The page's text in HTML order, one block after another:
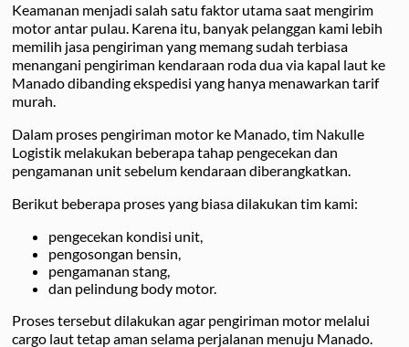
Keamanan menjadi salah satu faktor utama saat mengirim
motor antar pulau. Karena itu, banyak pelanggan kami lebih
memilih jasa pengiriman yang memang sudah terbiasa
menangani pengiriman kendaraan roda dua via kapal laut ke
Manado dibanding ekspedisi yang hanya menawarkan tarif
murah.
Dalam proses pengiriman motor ke Manado, tim Nakulle
Logistik melakukan beberapa tahap pengecekan dan
pengamanan unit sebelum kendaraan diberangkatkan.
Berikut beberapa proses yang biasa dilakukan tim kami:
pengecekan kondisi unit,
pengosongan bensin,
pengamanan stang,
dan pelindung body motor.
Proses tersebut dilakukan agar pengiriman motor melalui
cargo laut tetap aman selama perjalanan menuju Manado.